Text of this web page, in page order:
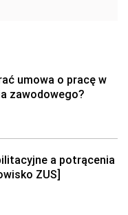
umowa o pracę w
zawodowego?
a potrącenia
ZUS]